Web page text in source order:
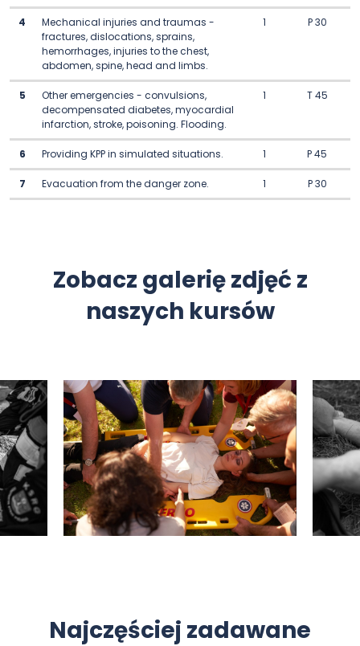
4
Mechanical injuries and traumas -
fractures, dislocations, sprains,
hemorrhages, injuries to the chest,
abdomen, spine, head and limbs.
1 P 30
5
Other emergencies - convulsions,
decompensated diabetes, myocardial
infarction, stroke, poisoning. Flooding.
1 T 45
6 Providing KPP in simulated situations. 1 P 45
7 Evacuation from the danger zone. 1 P 30
Zobacz galerię zdjęć z
naszych kursów
Najczęściej zadawane